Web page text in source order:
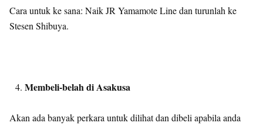
Cara untuk ke sana: Naik JR Yamamote Line dan turunlah ke
Stesen Shibuya.
Membeli-belah di Asakusa
Akan ada banyak perkara untuk dilihat dan dibeli apabila anda